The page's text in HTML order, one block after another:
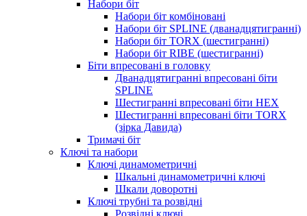
Набори біт
Набори біт комбіновані
Набори біт SPLINE (дванадцятигранні)
Набори біт TORX (шестигранні)
Набори біт RIBE (шестигранні)
Біти впресовані в головку
Дванадцятигранні впресовані біти
SPLINE
Шестигранні впресовані біти HEX
Шестигранні впресовані біти TORX
(зірка Давида)
Тримачі біт
Ключі та набори
Ключі динамометричні
Шкальні динамометричні ключі
Шкали доворотні
Ключі трубні та розвідні
Розвідні ключі